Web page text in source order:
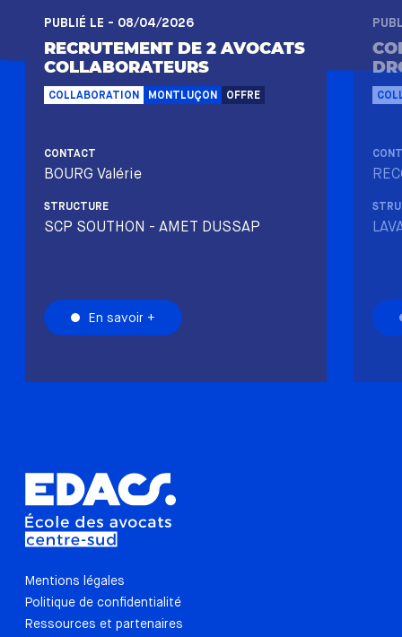
PUBLIÉ LE - 08/04/2026
RECRUTEMENT DE 2 AVOCATS
COLLABORATEURS
COLLABORATION MONTLUÇON OFFRE
CONTACT
BOURG Valérie
STRUCTURE
SCP SOUTHON - AMET DUSSAP
En savoir +
Mentions légales
Politique de confidentialité
Ressources et partenaires